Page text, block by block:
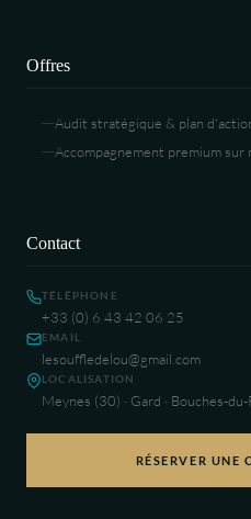
Offres
Audit stratégique & plan
Accompagnement premium sur
Contact
TÉLÉPHONE
+33 (0) 6 43 42 06 25
EMAIL
lesouffledelou@gmail.com
LOCALISATION
Meynes (30) · Gard · Bouches-du-
RÉSERVER UNE